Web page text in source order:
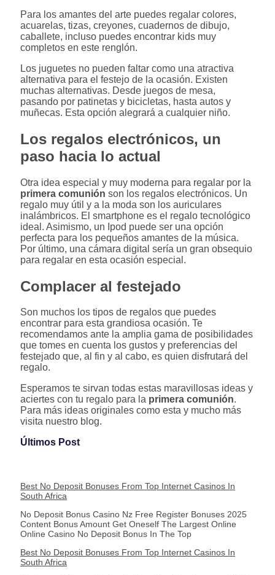
Para los amantes del arte puedes regalar colores,
acuarelas, tizas, creyones, cuadernos de dibujo,
caballete, incluso puedes encontrar kids muy
completos en este renglón.
Los juguetes no pueden faltar como una atractiva
alternativa para el festejo de la ocasión. Existen
muchas alternativas. Desde juegos de mesa,
pasando por patinetas y bicicletas, hasta autos y
muñecas. Esta opción alegrará a cualquier niño.
Los regalos electrónicos, un
paso hacia lo actual
Otra idea especial y muy moderna para regalar por la
primera comunión son los regalos electrónicos. Un
regalo muy útil y a la moda son los auriculares
inalámbricos. El smartphone es el regalo tecnológico
ideal. Asimismo, un Ipod puede ser una opción
perfecta para los pequeños amantes de la música.
Por último, una cámara digital sería un gran obsequio
para regalar en esta ocasión especial.
Complacer al festejado
Son muchos los tipos de regalos que puedes
encontrar para esta grandiosa ocasión. Te
recomendamos ante la amplia gama de posibilidades
que tomes en cuenta los gustos y preferencias del
festejado que, al fin y al cabo, es quien disfrutará del
regalo.
Esperamos te sirvan todas estas maravillosas ideas y
aciertes con tu regalo para la primera comunión.
Para más ideas originales como esta y mucho más
visita nuestro blog.
Últimos Post
Best No Deposit Bonuses From Top Internet Casinos In
South Africa
No Deposit Bonus Casino Nz Free Register Bonuses 2025
Content Bonus Amount Get Oneself The Largest Online
Online Casino No Deposit Bonus In The Top
Best No Deposit Bonuses From Top Internet Casinos In
South Africa